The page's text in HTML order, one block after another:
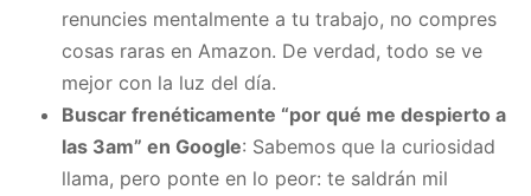
renuncies mentalmente a tu trabajo, no compres
cosas raras en Amazon. De verdad, todo se ve
mejor con la luz del día.
Buscar frenéticamente “por qué me despierto a
las 3am” en Google: Sabemos que la curiosidad
llama, pero ponte en lo peor: te saldrán mil